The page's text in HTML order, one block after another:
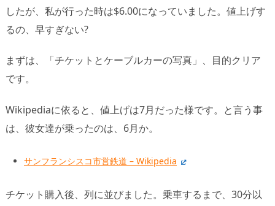
したが、私が行った時は$6.00になっていました。値上げす
るの、早すぎない?
まずは、「チケットとケーブルカーの写真」、目的クリア
です。
Wikipediaに依ると、値上げは7月だった様です。と言う事
は、彼女達が乗ったのは、6月か。
サンフランシスコ市営鉄道 – Wikipedia
チケット購入後、列に並びました。乗車するまで、30分以